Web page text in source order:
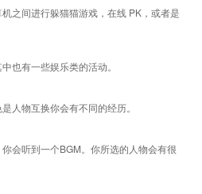
之间进行躲猫猫游戏，在线 PK，或者是
也有一些娱乐类的活动。
人物互换你会有不同的经历。
会听到一个BGM。你所选的人物会有很